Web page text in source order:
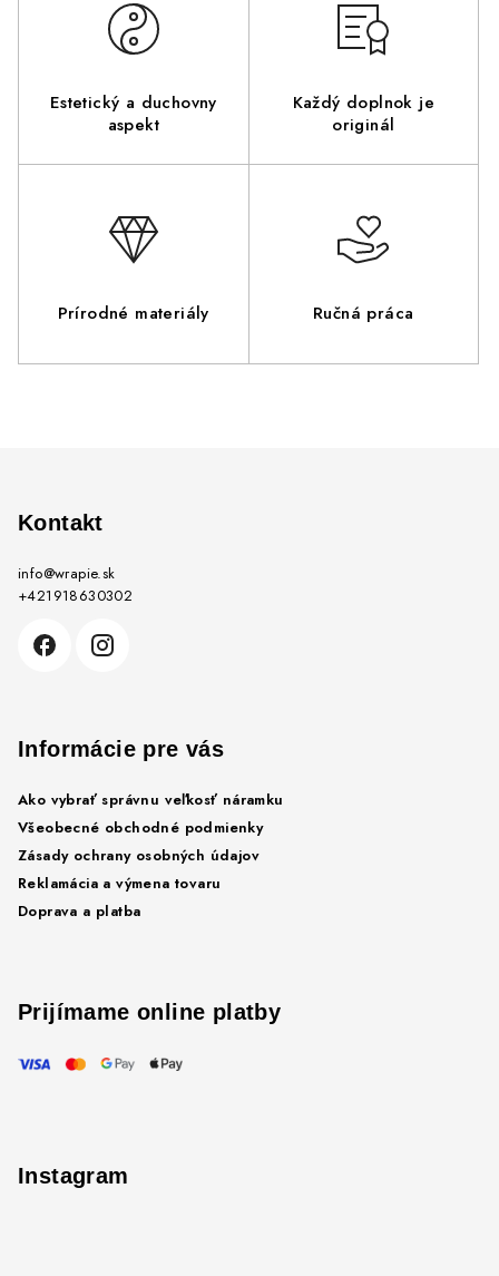
Estetický a duchovny
aspekt
Každý doplnok je
originál
Prírodné materiály Ručná práca
Kontakt
info@wrapie.sk
+421918630302
Informácie pre vás
Ako vybrať správnu veľkosť náramku
Všeobecné obchodné podmienky
Zásady ochrany osobných údajov
Reklamácia a výmena tovaru
Doprava a platba
Prijímame online platby
Instagram